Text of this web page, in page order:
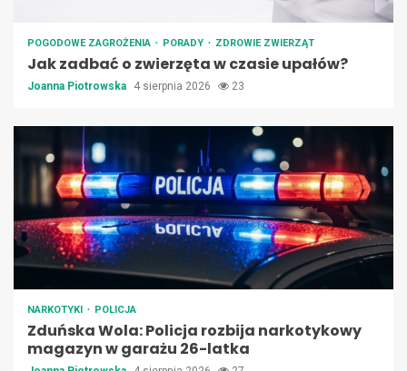
POGODOWE ZAGROŻENIA PORADY ZDROWIE ZWIERZĄT
Jak zadbać o zwierzęta w czasie upałów?
Joanna Piotrowska 4 sierpnia 2026 23
NARKOTYKI POLICJA
Zduńska Wola: Policja rozbija narkotykowy
magazyn w garażu 26-latka